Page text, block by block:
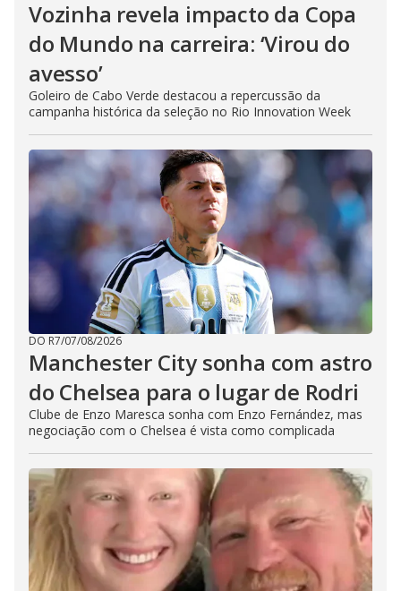
Vozinha revela impacto da Copa
do Mundo na carreira: ‘Virou do
avesso’
Goleiro de Cabo Verde destacou a repercussão da
campanha histórica da seleção no Rio Innovation Week
DO R7/07/08/2026
Manchester City sonha com astro
do Chelsea para o lugar de Rodri
Clube de Enzo Maresca sonha com Enzo Fernández, mas
negociação com o Chelsea é vista como complicada